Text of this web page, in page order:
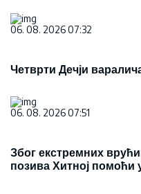
06. 08. 2026 07:32
Четврти Дечји
06. 08. 2026 07:51
Због екстремних
позива Хитној помоћи